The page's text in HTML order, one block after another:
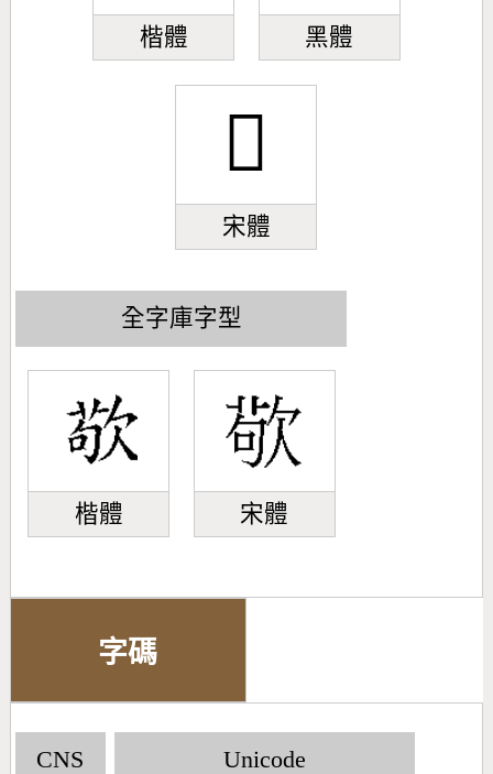
楷體 黑體
󺖼
宋體
全字庫字型
楷體 宋體
字碼
CNS Unicode